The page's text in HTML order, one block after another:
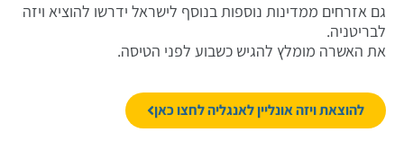
גם אזרחים ממדינות נוספות בנוסף לישראל ידרשו להוציא ויזה
לבריטניה.
את האשרה מומלץ להגיש כשבוע לפני הטיסה.
להוצאת ויזה אונליין לאנגליה לחצו כאן